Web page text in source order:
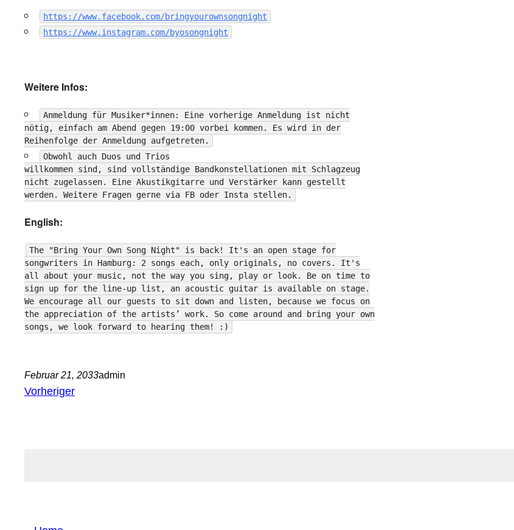
https://www.facebook.com/bringyourownsongnight
https://www.instagram.com/byosongnight
Weitere Infos:
Anmeldung für Musiker*innen: Eine vorherige Anmeldung ist nicht
nötig, einfach am Abend gegen 19:00 vorbei kommen. Es wird in der
Reihenfolge der Anmeldung aufgetreten.
Obwohl auch Duos und Trios
willkommen sind, sind vollständige Bandkonstellationen mit Schlagzeug
nicht zugelassen. Eine Akustikgitarre und Verstärker kann gestellt
werden. Weitere Fragen gerne via FB oder Insta stellen.
English:
The "Bring Your Own Song Night" is back! It's an open stage for
songwriters in Hamburg: 2 songs each, only originals, no covers. It's
all about your music, not the way you sing, play or look. Be on time to
sign up for the line-up list, an acoustic guitar is available on stage.
We encourage all our guests to sit down and listen, because we focus on
the appreciation of the artists’ work. So come around and bring your own
songs, we look forward to hearing them! :)
Februar 21, 2033admin
Vorheriger